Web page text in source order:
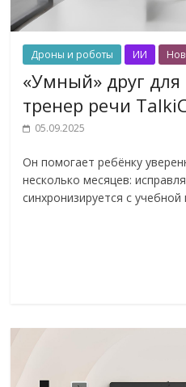
Дроны и роботы ИИ
«Умный» друг
тренер речи
05.09.2025
Он помогает ребёнку
несколько месяцев:
синхронизируется с